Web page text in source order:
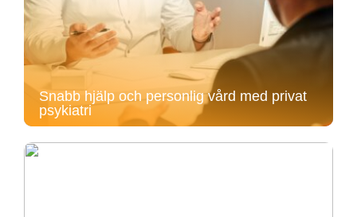
Snabb hjälp och personlig vård med privat
psykiatri